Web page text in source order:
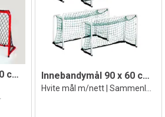
Innebandymål 90 x 60 cm | 2 stk.
3.3 av 5 mulige
Innebandymål 90 x 60 cm | 4 stk